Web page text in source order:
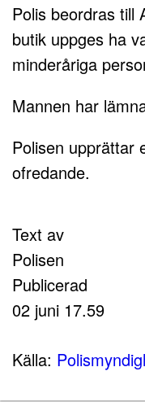
Polis beordras till
butik uppges ha
minderåriga
Mannen har
Polisen upprättar
ofredande.
Text av
Polisen
Publicerad
02 juni 17.59
Källa: